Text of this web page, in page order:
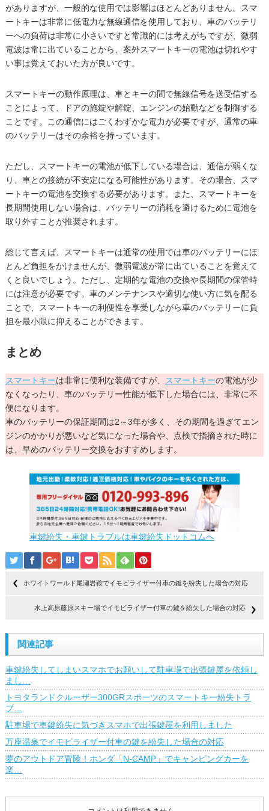
がありますが、一般的な使用では影響はほとんどありません。スマ
ートキーは非常に低電力な無線通信を使用しており、車のバッテリ
ーへの負荷は非常に小さいですと常識的には考えがちですが、微弱
電波は常に出ていることから、案外スマートキーの電池は切れやす
い事は覚えておいた方が良いです。
スマートキーの動作原理は、車とキーの間で無線信号を送受信する
ことによって、ドアの施錠や解錠、エンジンの始動などを制御する
ことです。この通信にはごくわずかな電力が必要ですが、通常の車
のバッテリーはその余裕を持っています。
ただし、スマートキーの電池が低下している場合は、通信が弱くな
り、車との接続が不安定になる可能性があります。その場合、スマ
ートキーの電池を交換する必要があります。また、スマートキーを
長期間使用しない場合は、バッテリーの消耗を避けるために電池を
取り外すことが推奨されます。
総じて言えば、スマートキーは通常の使用では車のバッテリーにほ
とんど負担をかけませんが、微弱電波が常に出ていることを覚えて
くと良いでしょう。ただし、定期的な電池の交換や長期間の保管時
には注意が必要です。車のメンテナンスや適切な使い方に気を配る
ことで、スマートキーの利便性を享受しながら車のバッテリーに負
担を最小限に抑えることができます。
まとめ
スマートキーは非常に便利な装備ですが、 スマートキーの電池が少
なくなったり、車のバッテリー性能が低下した場合には、非常に不
便になります。
車のバッテリーの保証期間は2～3年が多く、その期間を過ぎてエン
ジンのかかりが悪いなど気になった場合や、点検で指摘された時に
は、早めのバッテリー交換をおすすめします。
車鍵紛失・車鍵トラブルは車鍵紛失ドットコムへ
ホワイトワールド尾瀬岩鞍でイモビライザー付車の鍵を紛失した場合の対応
水上高原藤原スキー場でイモビライザー付車の鍵を紛失した場合の対応
関連記事
車鍵紛失してしまいスマホでお願いして駐車場で出張鍵屋を依頼し
まし…
トヨタランドクルーザー300GRスポーツのスマートキー紛失トラ
ブ…
駐車場で車鍵紛失に気づきスマホで出張鍵屋を利用しました
万座温泉でイモビライザー付車の鍵を紛失した場合の対応
夢のアウトドア冒険！ホンダ「N-CAMP」でキャンピングカーを
楽…